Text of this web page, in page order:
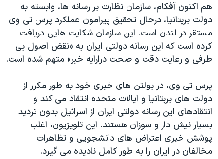
هم اکنون آفکام، سازمان نظارت بر رسانه ها، وابسته به
دولت بریتانیا، درحال تحقیق پیرامون عملکرد پرس تی وی
مستقر در لندن است. این سازمان شکایت هایی دریافت
کرده است که این رسانه دولتی ایران به «نقض اصول بی
طرفی و رعایت دقت و صحت درارایه خبر» متهم شده است.
پرس تی وی، در بولتن های خبری خود به طور مکرر از
دولت های بریتانیا و ایالات متحده انتقاد می کند و
انتقادهای این رسانه دولتی ایران از اسرائیل بدون تردید
بسیار نیش دار و سوزان هستند. این تلویزیون، اغلب
پوشش خبری اعتراض های دانشجویی و تظاهرات
مخالفان در ایران را به طور کامل نادیده می گیرد.